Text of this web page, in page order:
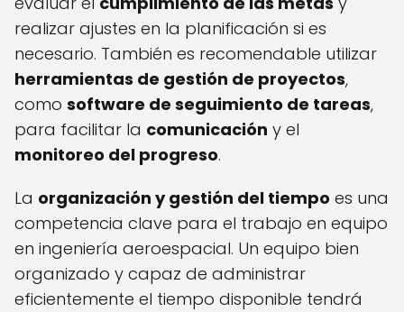
realizar ajustes en la planificación si es
necesario. También es recomendable utilizar
herramientas de gestión de proyectos,
como software de seguimiento de tareas,
para facilitar la comunicación y el
monitoreo del progreso.
La organización y gestión del tiempo es una
competencia clave para el trabajo en equipo
en ingeniería aeroespacial. Un equipo bien
organizado y capaz de administrar
eficientemente el tiempo disponible tendrá